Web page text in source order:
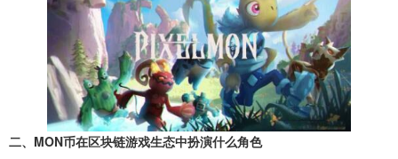
二、MON币在区块链游戏生态中扮演什么角色